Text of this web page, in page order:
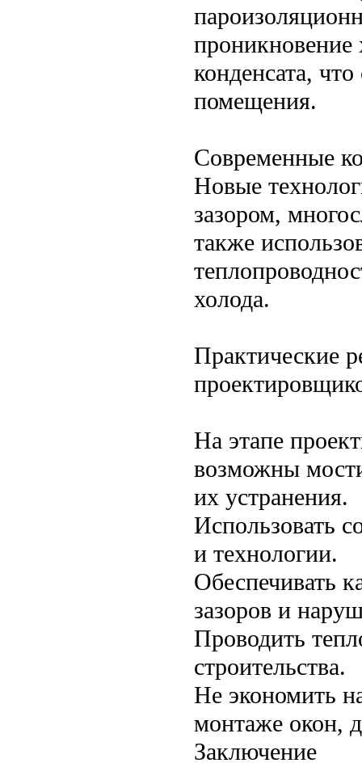
проникновение
конденсата,
помещения.
Современные
Новые
зазором,
также
холода.
Практические
На этапе
возможны
их устранения.
Использовать
и технологии.
Обеспечивать
зазоров и
Проводить
строительства.
Не экономить
монтаже окон,
Заключение